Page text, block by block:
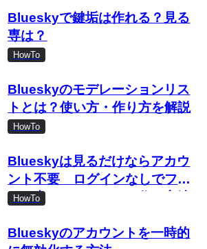
Blueskyで鍵垢は作れる？見る
専は？
HowTo
Blueskyのモデレーションリス
トとは？使い方・作り方を解説
HowTo
Blueskyは見るだけならアカウ
ント不要 ログインなしでフォ
ロー中タイムラインを作る方法
HowTo
Blueskyのアカウントを一時的